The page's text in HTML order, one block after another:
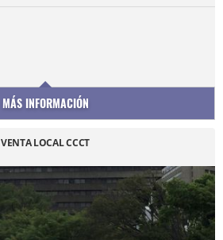
MÁS INFORMACIÓN
VENTA LOCAL CCCT